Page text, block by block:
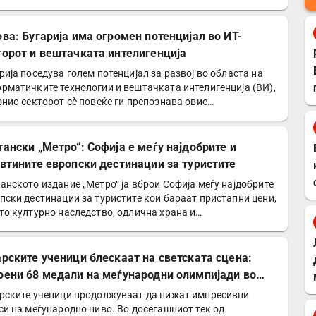
Бугарија има огромен потенцијал во ИТ-
и вештачката интелигенција
поседува голем потенцијал за развој во областа на
технологии и вештачката интелигенција (ВИ),
секторот сѐ повеќе ги препознава овие…
„Метро“: Софија е меѓу најдобрите и
европски дестинации за туристите
издание „Метро“ ја вброи Софија меѓу најдобрите
дестинации за туристите кои бараат пристапни цени,
културно наследство, одлична храна и…
ученици блескаат на светската сцена:
68 медали на меѓународни олимпијади во
годинаученици продолжуваат да нижат импресивни
на меѓународно ниво. Во досегашниот тек од